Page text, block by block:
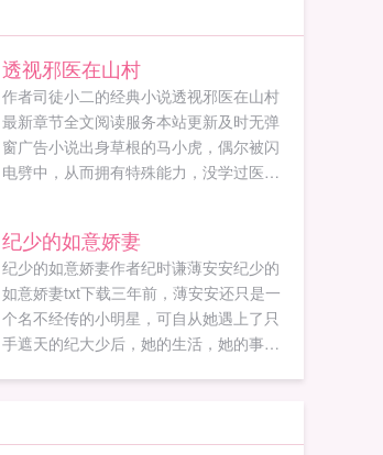
透视邪医在山村
作者司徒小二的经典小说透视邪医在山村
最新章节全文阅读服务本站更新及时无弹
窗广告小说出身草根的马小虎，偶尔被闪
电劈中，从而拥有特殊能力，没学过医，
亲戚，干哥哥能替我挡刀，干姐姐能替我
挣钱，便宜老岳父能替我背锅。痛饮狂歌
空度日，飞扬跋扈为谁雄，日子过得逍遥
又自在。有人看我不爽，那就教他怎么做
人，想要找人报复，那就闹他一个天翻地
覆。江左十四州，就因为这少年的横空出
纪少的如意娇妻
纪少的如意娇妻作者纪时谦薄安安纪少的
如意娇妻txt下载三年前，薄安安还只是一
个名不经传的小明星，可自从她遇上了只
手遮天的纪大少后，她的生活，她的事业